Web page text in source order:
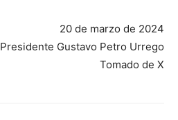
20 de marzo de 2024
Presidente Gustavo Petro Urrego
Tomado de X